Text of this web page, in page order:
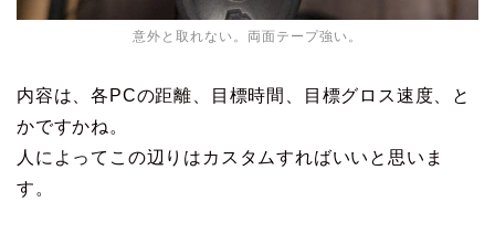
意外と取れない。両面テープ強い。
内容は、各PCの距離、目標時間、目標グロス速度、と
かですかね。
人によってこの辺りはカスタムすればいいと思いま
す。